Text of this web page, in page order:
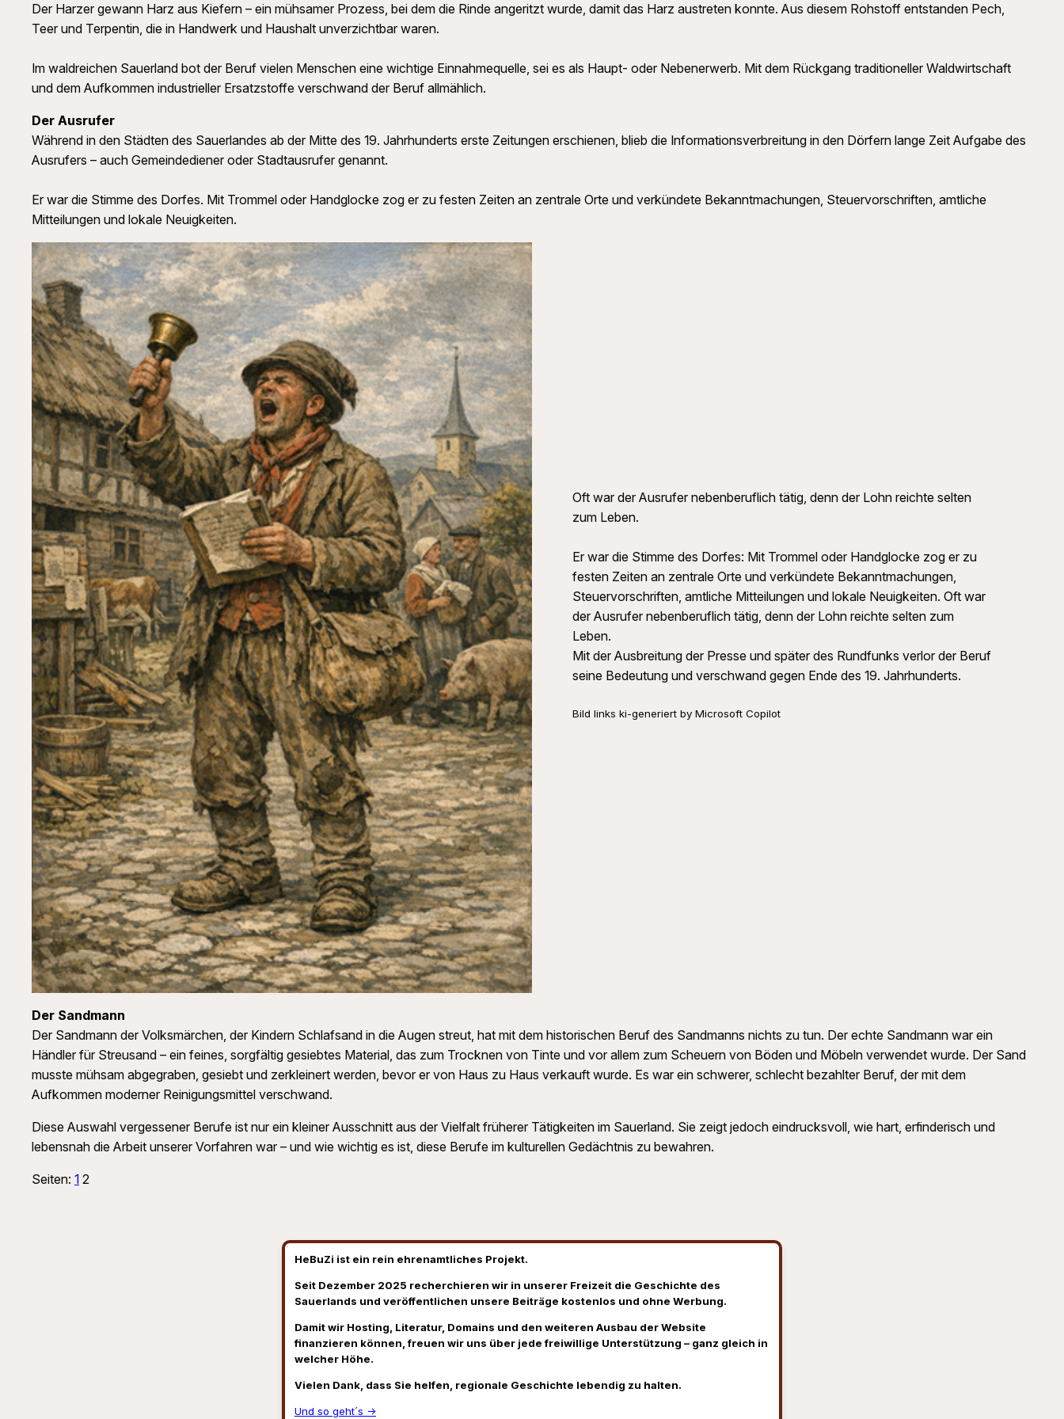
Der Harzer gewann Harz aus Kiefern – ein mühsamer Prozess, bei dem die Rinde angeritzt wurde, damit das Harz austreten konnte. Aus diesem Rohstoff entstanden Pech,
Teer und Terpentin, die in Handwerk und Haushalt unverzichtbar waren.
Im waldreichen Sauerland bot der Beruf vielen Menschen eine wichtige Einnahmequelle, sei es als Haupt- oder Nebenerwerb. Mit dem Rückgang traditioneller Waldwirtschaft
und dem Aufkommen industrieller Ersatzstoffe verschwand der Beruf allmählich.
Der Ausrufer
Während in den Städten des Sauerlandes ab der Mitte des 19. Jahrhunderts erste Zeitungen erschienen, blieb die Informationsverbreitung in den Dörfern lange Zeit Aufgabe des
Ausrufers – auch Gemeindediener oder Stadtausrufer genannt.
Er war die Stimme des Dorfes. Mit Trommel oder Handglocke zog er zu festen Zeiten an zentrale Orte und verkündete Bekanntmachungen, Steuervorschriften, amtliche
Mitteilungen und lokale Neuigkeiten.
Oft war der Ausrufer nebenberuflich tätig, denn der Lohn reichte selten
zum Leben.
Er war die Stimme des Dorfes: Mit Trommel oder Handglocke zog er zu
festen Zeiten an zentrale Orte und verkündete Bekanntmachungen,
Steuervorschriften, amtliche Mitteilungen und lokale Neuigkeiten. Oft war
der Ausrufer nebenberuflich tätig, denn der Lohn reichte selten zum
Leben.
Mit der Ausbreitung der Presse und später des Rundfunks verlor der Beruf
seine Bedeutung und verschwand gegen Ende des 19. Jahrhunderts.
Bild links ki-generiert by Microsoft Copilot
Der Sandmann
Der Sandmann der Volksmärchen, der Kindern Schlafsand in die Augen streut, hat mit dem historischen Beruf des Sandmanns nichts zu tun. Der echte Sandmann war ein
Händler für Streusand – ein feines, sorgfältig gesiebtes Material, das zum Trocknen von Tinte und vor allem zum Scheuern von Böden und Möbeln verwendet wurde. Der Sand
musste mühsam abgegraben, gesiebt und zerkleinert werden, bevor er von Haus zu Haus verkauft wurde. Es war ein schwerer, schlecht bezahlter Beruf, der mit dem
Aufkommen moderner Reinigungsmittel verschwand.
Diese Auswahl vergessener Berufe ist nur ein kleiner Ausschnitt aus der Vielfalt früherer Tätigkeiten im Sauerland. Sie zeigt jedoch eindrucksvoll, wie hart, erfinderisch und
lebensnah die Arbeit unserer Vorfahren war – und wie wichtig es ist, diese Berufe im kulturellen Gedächtnis zu bewahren.
Seiten: 1 2
HeBuZi ist ein rein ehrenamtliches Projekt.
Seit Dezember 2025 recherchieren wir in unserer Freizeit die Geschichte des
Sauerlands und veröffentlichen unsere Beiträge kostenlos und ohne Werbung.
Damit wir Hosting, Literatur, Domains und den weiteren Ausbau der Website
finanzieren können, freuen wir uns über jede freiwillige Unterstützung – ganz gleich in
welcher Höhe.
Vielen Dank, dass Sie helfen, regionale Geschichte lebendig zu halten.
Und so geht´s →